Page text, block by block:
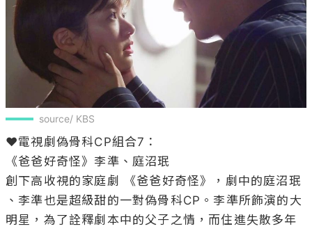
source/ KBS
❤️電視劇偽骨科CP組合7：
《爸爸好奇怪》李準、庭沼珉
創下高收視的家庭劇 《爸爸好奇怪》，劇中的庭沼珉
、李準也是超級甜的一對偽骨科CP。李準所飾演的大
明星，為了詮釋劇本中的父子之情，而住進失散多年